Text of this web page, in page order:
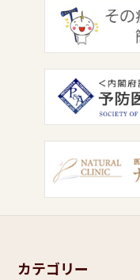
カテゴリー